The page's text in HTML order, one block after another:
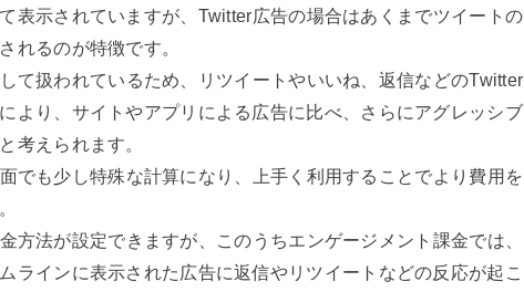
表示されていますが、Twitter広告の場合はあくまでツイートの
れるのが特徴です。
て扱われているため、リツイートやいいね、返信などのTwitter
より、サイトやアプリによる広告に比べ、さらにアグレッシブ
考えられます。
でも少し特殊な計算になり、上手く利用することでより費用を
方法が設定できますが、このうちエンゲージメント課金では、
ラインに表示された広告に返信やリツイートなどの反応が起こ